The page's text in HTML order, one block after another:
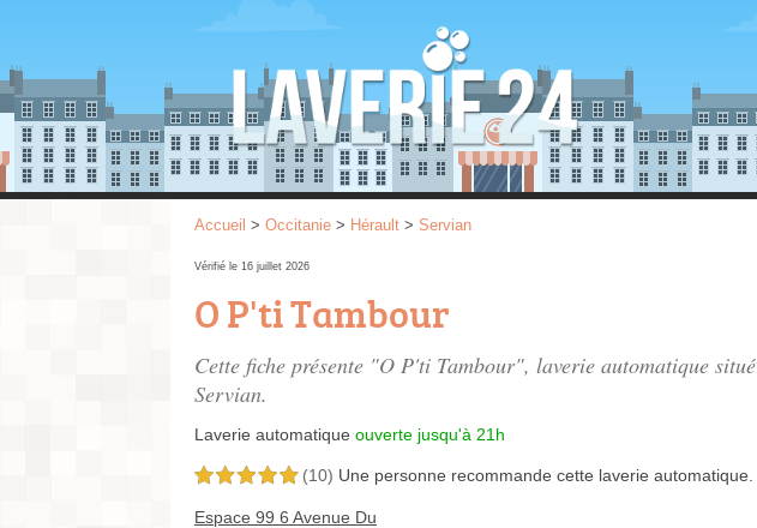
Accueil > Occitanie > Hérault > Servian
Vérifié le 16 juillet 2026
O P'ti Tambour
Cette fiche présente "O P'ti Tambour", laverie automatique situé
Servian.
Laverie automatique ouverte jusqu'à 21h
5,0 étoiles sur 5 (10) Une personne recommande cette laverie automatique.
Espace 99 6 Avenue Du